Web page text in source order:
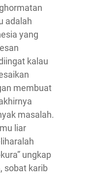
adalah
yang
kalau
membuat
masalah.
liar
ungkap
sobat karib